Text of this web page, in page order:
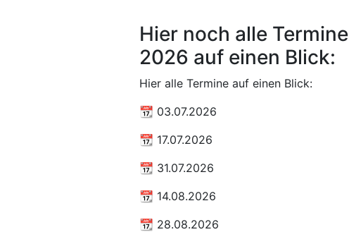
Hier noch alle
2026 auf einen Blick:
Hier alle Termine auf einen Blick:
📆 03.07.2026
📆 17.07.2026
📆 31.07.2026
📆 14.08.2026
📆 28.08.2026